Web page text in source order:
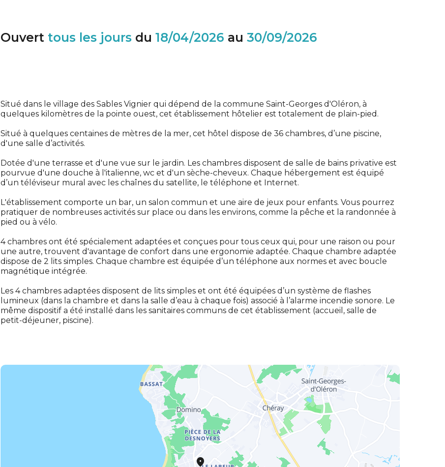
Ouvert tous les joursdu 18/04/2026 au 30/09/2026
Situé dans le village des Sables Vignier qui dépend de la commune Saint-Georges d'Oléron, à
quelques kilomètres de la pointe ouest, cet établissement hôtelier est totalement de plain-pied.
Situé à quelques centaines de mètres de la mer, cet hôtel dispose de 36 chambres, d’une piscine,
d'une salle d’activités.
Dotée d'une terrasse et d'une vue sur le jardin. Les chambres disposent de salle de bains privative est
pourvue d'une douche à l'italienne, wc et d'un sèche-cheveux. Chaque hébergement est équipé
d’un téléviseur mural avec les chaînes du satellite, le téléphone et Internet.
L'établissement comporte un bar, un salon commun et une aire de jeux pour enfants. Vous pourrez
pratiquer de nombreuses activités sur place ou dans les environs, comme la pêche et la randonnée à
pied ou à vélo.
4 chambres ont été spécialement adaptées et conçues pour tous ceux qui, pour une raison ou pour
une autre, trouvent d'avantage de confort dans une ergonomie adaptée. Chaque chambre adaptée
dispose de 2 lits simples. Chaque chambre est équipée d’un téléphone aux normes et avec boucle
magnétique intégrée.
Les 4 chambres adaptées disposent de lits simples et ont été équipées d’un système de flashes
lumineux (dans la chambre et dans la salle d’eau à chaque fois) associé à l’alarme incendie sonore. Le
même dispositif a été installé dans les sanitaires communs de cet établissement (accueil, salle de
petit-déjeuner, piscine).